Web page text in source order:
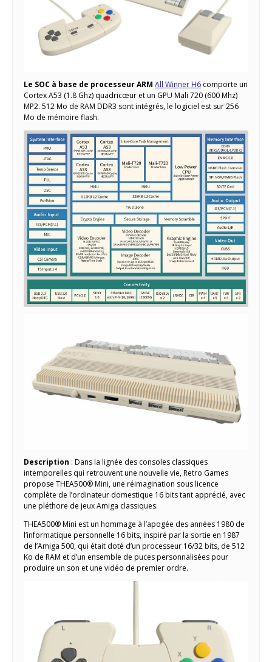
Le SOC à base de processeur ARM All Winner H6 comporte un
Cortex A53 (1.8 Ghz) quadricœur et un GPU Mali 720 (600 Mhz)
MP2. 512 Mo de RAM DDR3 sont intégrés, le logiciel est sur 256
Mo de mémoire flash.
Description : Dans la lignée des consoles classiques
intemporelles qui retrouvent une nouvelle vie, Retro Games
propose THEA500® Mini, une réimagination sous licence
complète de l’ordinateur domestique 16 bits tant apprécié, avec
une pléthore de jeux Amiga classiques.
THEA500® Mini est un hommage à l’apogée des années 1980 de
l’informatique personnelle 16 bits, inspiré par la sortie en 1987
de l’Amiga 500, qui était doté d’un processeur 16/32 bits, de 512
Ko de RAM et d’un ensemble de puces personnalisées pour
produire un son et une vidéo de premier ordre.